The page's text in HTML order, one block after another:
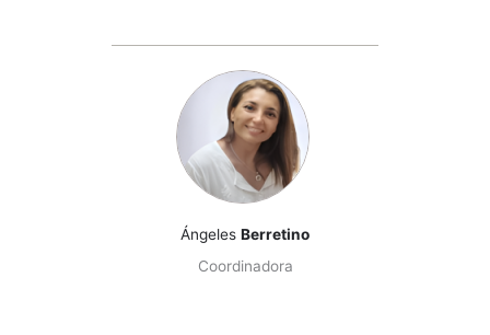
Ángeles Berretino
Coordinadora